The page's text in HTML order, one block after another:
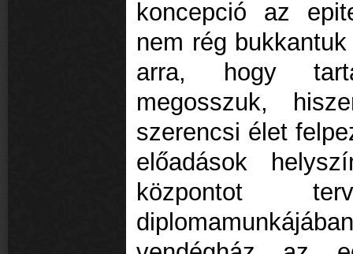
koncepció az
nem rég
arra, hogy
megosszuk,
szerencsi élet
előadások
központot